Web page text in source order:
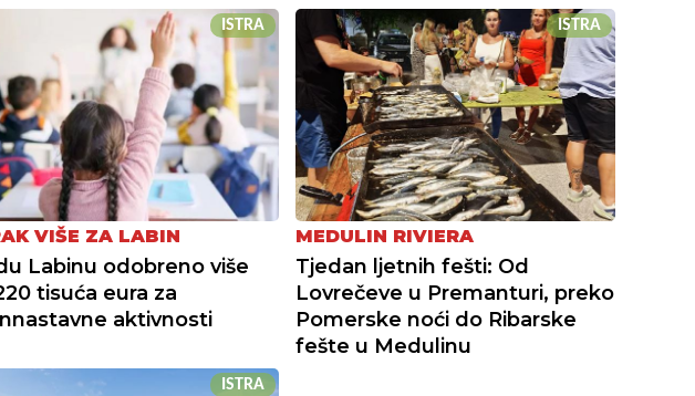
ISTRA
VIŠE ZA LABIN
Labinu odobreno više
tisuća eura za
aktivnosti
ISTRA
MEDULIN RIVIERA
Tjedan ljetnih fešti: Od
Lovrečeve u Premanturi, preko
Pomerske noći do Ribarske
fešte u Medulinu
ISTRA